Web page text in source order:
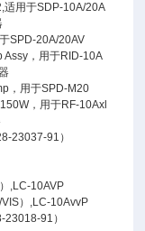
适用于SDP-10A/20A
SPD-20A/20AV
Assy，用于RID-10A
，用于SPD-M20
，用于RF-10Axl
23037-91）
,LC-10AVP
）,LC-10AvvP
23018-91）